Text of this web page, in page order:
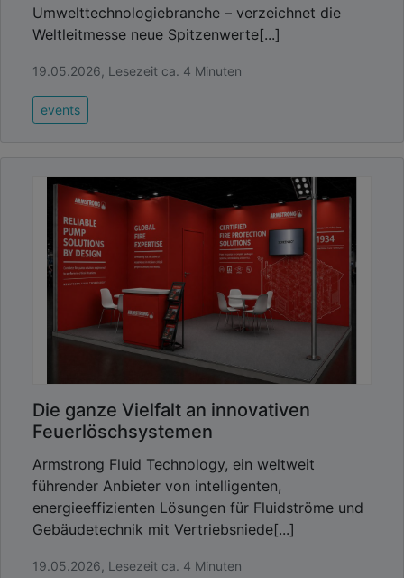
Umwelttechnologiebranche – verzeichnet die
Weltleitmesse neue Spitzenwerte[...]
19.05.2026, Lesezeit ca. 4 Minuten
events
Die ganze Vielfalt an innovativen
Feuerlöschsystemen
Armstrong Fluid Technology, ein weltweit
führender Anbieter von intelligenten,
energieeffizienten Lösungen für Fluidströme und
Gebäudetechnik mit Vertriebsniede[...]
19.05.2026, Lesezeit ca. 4 Minuten